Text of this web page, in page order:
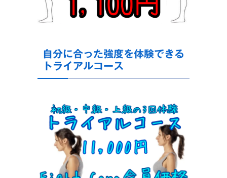
自分に合った強度を体験できる
トライアルコース